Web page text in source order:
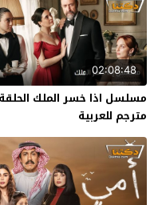
02:08:48
مترجم للعربية